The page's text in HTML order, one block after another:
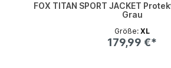
FOX TITAN SPORT JACKET
Grau
Größe: XL
179,99 €*